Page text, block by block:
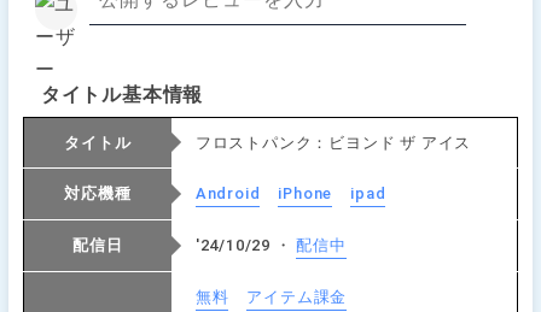
タイトル基本情報
タイトル フロストパンク：ビヨンド ザ アイス
対応機種 Android iPhone ipad
配信日 '24/10/29 ・配信中
無料
アイテム課金